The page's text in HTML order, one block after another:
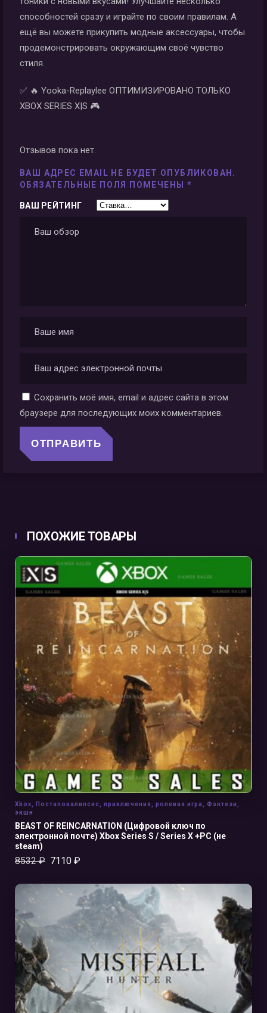
способностей сразу и играйте по своим правилам. А
ещё вы можете прикупить модные аксессуары, чтобы
продемонстрировать окружающим своё чувство
стиля.
✅ 🔥 Yooka-Replaylee ОПТИМИЗИРОВАНО ТОЛЬКО
XBOX SERIES X|S 🎮
Отзывов пока нет.
ВАШ АДРЕС EMAIL НЕ БУДЕТ ОПУБЛИКОВАН.
ОБЯЗАТЕЛЬНЫЕ ПОЛЯ ПОМЕЧЕНЫ *
ВАШ РЕЙТИНГ
Сохранить моё имя, email и адрес сайта в этом
браузере для последующих моих комментариев.
ПОХОЖИЕ ТОВАРЫ
В КОРЗИНУ
BEAST OF REINCARNATION (Цифровой ключ по
электронной почте) Xbox Series S / Series X +PC (не
steam)
8532₽ 7110 ₽
Xbox Постапокалипсис приключения ролевая игра Фэнтези
экшн
В КОРЗИНУ